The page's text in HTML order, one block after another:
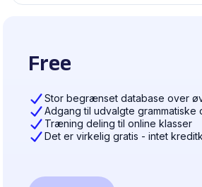
Free
Stor begrænset database over
Adgang til udvalgte grammatiske
Træning deling til online klasser
Det er virkelig gratis - intet